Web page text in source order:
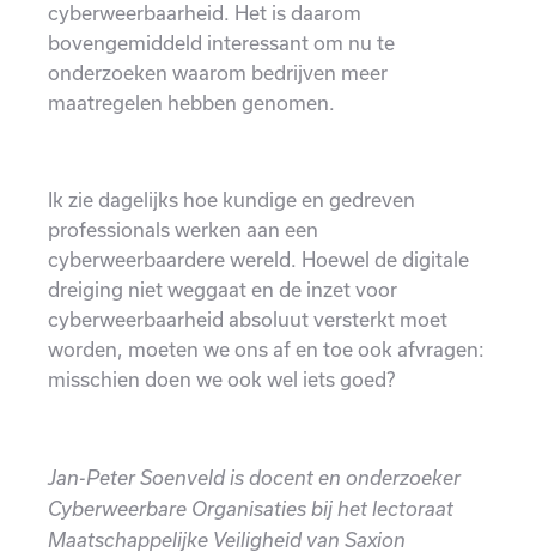
cyberweerbaarheid. Het is daarom
bovengemiddeld interessant om nu te
onderzoeken waarom bedrijven meer
maatregelen hebben genomen.
Ik zie dagelijks hoe kundige en gedreven
professionals werken aan een
cyberweerbaardere wereld. Hoewel de digitale
dreiging niet weggaat en de inzet voor
cyberweerbaarheid absoluut versterkt moet
worden, moeten we ons af en toe ook afvragen:
misschien doen we ook wel iets goed?
Jan-Peter Soenveld is docent en onderzoeker
Cyberweerbare Organisaties bij het lectoraat
Maatschappelijke Veiligheid van Saxion